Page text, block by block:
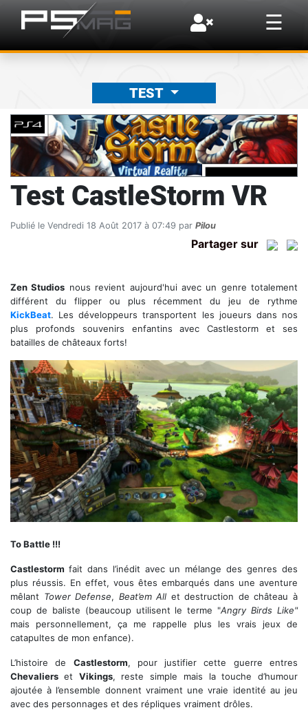
☰
×
TEST
Test CastleStorm VR
Publié le Vendredi 18 Août 2017 à 07:49 par Pilou
Partager sur
Zen Studios nous revient aujourd'hui avec un genre totalement
différent du flipper ou plus récemment du jeu de rythme
KickBeat. Les développeurs transportent les joueurs dans nos
plus profonds souvenirs enfantins avec Castlestorm et ses
batailles de châteaux forts!
To Battle !!!
Castlestorm fait dans l’inédit avec un mélange des genres des
plus réussis. En effet, vous êtes embarqués dans une aventure
mêlant Tower Defense, Beat’em All et destruction de château à
coup de baliste (beaucoup utilisent le terme "Angry Birds Like"
mais personnellement, ça me rappelle plus les vrais jeux de
catapultes de mon enfance).
L’histoire de Castlestorm, pour justifier cette guerre entres
Chevaliers et Vikings, reste simple mais la touche d’humour
ajoutée à l’ensemble donnent vraiment une vraie identité au jeu
avec des personnages et des répliques vraiment drôles.